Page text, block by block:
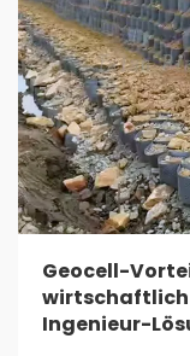
Geocell-
Ingenieur-